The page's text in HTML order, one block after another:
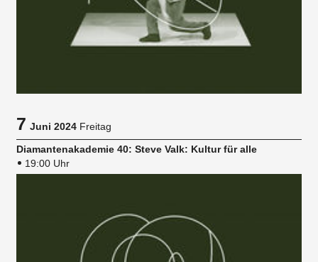
7Juni 2024 Freitag
Diamantenakademie 40: Steve Valk: Kultur für alle
19:00 Uhr